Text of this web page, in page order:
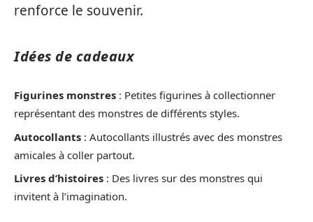
renforce le souvenir.
Idées de cadeaux
Figurines monstres : Petites figurines à collectionner
représentant des monstres de différents styles.
Autocollants : Autocollants illustrés avec des monstres
amicales à coller partout.
Livres d’histoires : Des livres sur des monstres qui
invitent à l’imagination.